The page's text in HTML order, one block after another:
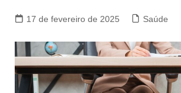
17 de fevereiro de 2025 Saúde